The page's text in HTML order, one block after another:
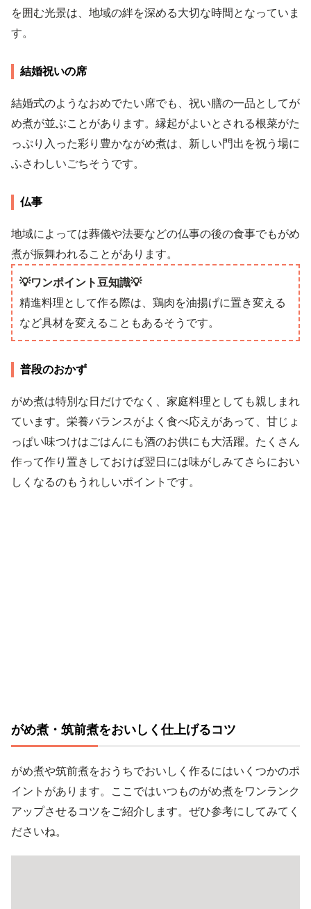
を囲む光景は、地域の絆を深める大切な時間となっていま
す。
結婚祝いの席
結婚式のようなおめでたい席でも、祝い膳の一品としてが
め煮が並ぶことがあります。縁起がよいとされる根菜がた
っぷり入った彩り豊かながめ煮は、新しい門出を祝う場に
ふさわしいごちそうです。
仏事
地域によっては葬儀や法要などの仏事の後の食事でもがめ
煮が振舞われることがあります。
💡ワンポイント豆知識💡
精進料理として作る際は、鶏肉を油揚げに置き変える
など具材を変えることもあるそうです。
普段のおかず
がめ煮は特別な日だけでなく、家庭料理としても親しまれ
ています。栄養バランスがよく食べ応えがあって、甘じょ
っぱい味つけはごはんにも酒のお供にも大活躍。たくさん
作って作り置きしておけば翌日には味がしみてさらにおい
しくなるのもうれしいポイントです。
がめ煮・筑前煮をおいしく仕上げるコツ
がめ煮や筑前煮をおうちでおいしく作るにはいくつかのポ
イントがあります。ここではいつものがめ煮をワンランク
アップさせるコツをご紹介します。ぜひ参考にしてみてく
ださいね。